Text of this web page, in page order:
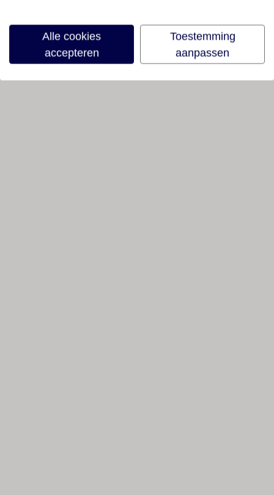
Alle cookies
accepteren
Toestemming
aanpassen